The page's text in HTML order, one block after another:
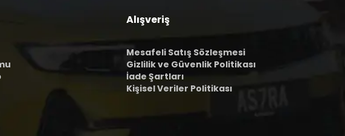
Alışveriş
Mesafeli Satış Sözleşmesi
Gizlilik ve Güvenlik Politikası
İade Şartları
Kişisel Veriler Politikası